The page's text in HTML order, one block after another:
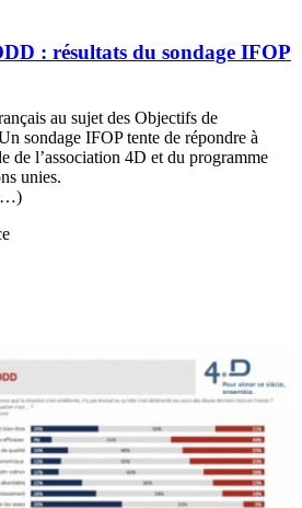
: résultats du sondage IFOP
au sujet des Objectifs de
sondage IFOP tente de répondre à
de l’association 4D et du programme
unies.